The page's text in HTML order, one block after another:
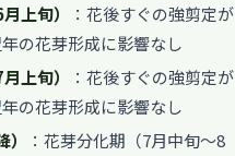
上旬）
：花後すぐの強剪定が
の花芽形成に影響なし
上旬）
：花後すぐの強剪定が
の花芽形成に影響なし
：花芽分化期（7月中旬〜8